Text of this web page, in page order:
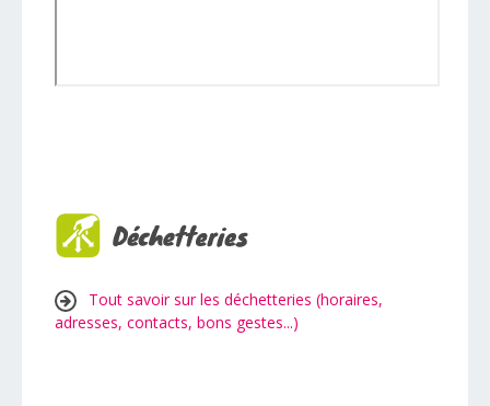
Tout savoir sur les déchetteries (horaires,
adresses, contacts, bons gestes...)